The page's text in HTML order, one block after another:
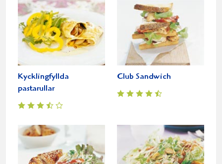
Kycklingfyllda
pastarullar
Club Sandwich